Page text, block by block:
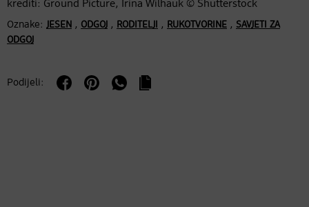
krediti: Ground Picture, Irina Wilhauk © Shutterstock
Oznake: JESEN , ODGOJ , RODITELJI , RUKOTVORINE , SAVJETI ZA
ODGOJ
Podijeli: